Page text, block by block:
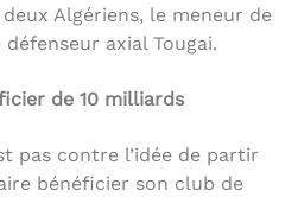
Algériens, le meneur de
axial Tougai.
de 10 milliards
pas contre l’idée de partir
bénéficier son club de